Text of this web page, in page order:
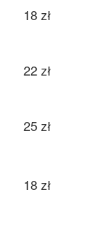
18 zł
22 zł
25 zł
18 zł